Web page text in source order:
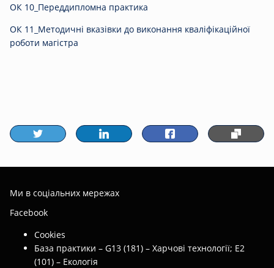
ОК 10_Переддипломна практика
ОК 11_Методичні вказівки до виконання кваліфікаційної
роботи магістра
Ми в соціальних мережах
Facebook
Cookies
База практики – G13 (181) – Харчові технології; E2
(101) – Екологія